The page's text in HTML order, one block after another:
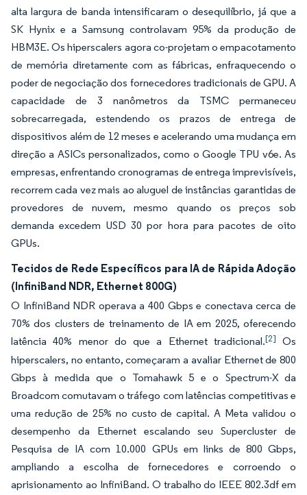
alta largura de banda intensificaram o desequilíbrio, já que a
SK Hynix e a Samsung controlavam 95% da produção de
HBM3E. Os hiperscalers agora co-projetam o empacotamento
de memória diretamente com as fábricas, enfraquecendo o
poder de negociação dos fornecedores tradicionais de GPU. A
capacidade de 3 nanômetros da TSMC permaneceu
sobrecarregada, estendendo os prazos de entrega de
dispositivos além de 12 meses e acelerando uma mudança em
direção a ASICs personalizados, como o Google TPU v6e. As
empresas, enfrentando cronogramas de entrega imprevisíveis,
recorrem cada vez mais ao aluguel de instâncias garantidas de
provedores de nuvem, mesmo quando os preços sob
demanda excedem USD 30 por hora para pacotes de oito
GPUs.
Tecidos de Rede Específicos para IA de Rápida Adoção
(InfiniBand NDR, Ethernet 800G)
O InfiniBand NDR operava a 400 Gbps e conectava cerca de
70% dos clusters de treinamento de IA em 2025, oferecendo
latência 40% menor do que a Ethernet tradicional.[2] Os
hiperscalers, no entanto, começaram a avaliar Ethernet de 800
Gbps à medida que o Tomahawk 5 e o Spectrum-X da
Broadcom comutavam o tráfego com latências competitivas e
uma redução de 25% no custo de capital. A Meta validou o
desempenho da Ethernet escalando seu Supercluster de
Pesquisa de IA com 10.000 GPUs em links de 800 Gbps,
ampliando a escolha de fornecedores e corroendo o
aprisionamento ao InfiniBand. O trabalho do IEEE 802.3df em